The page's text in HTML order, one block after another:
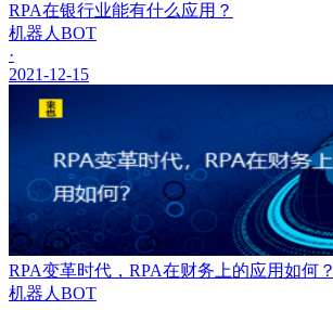
RPA在银行业能有什么应用？
机器人BOT
·
2021-12-15
RPA变革时代，RPA在财务上的应用如何？
机器人BOT